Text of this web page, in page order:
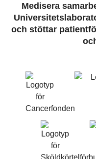
Medisera
och stöttar